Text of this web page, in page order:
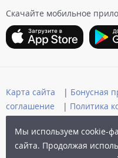
Скачайте мобильное
© 2006-2026 Архыз Сервис
Карта сайта | Бонусная
соглашение
| Политика
Публичная оферта
Мы используем cookie-
сайта. Продолжая